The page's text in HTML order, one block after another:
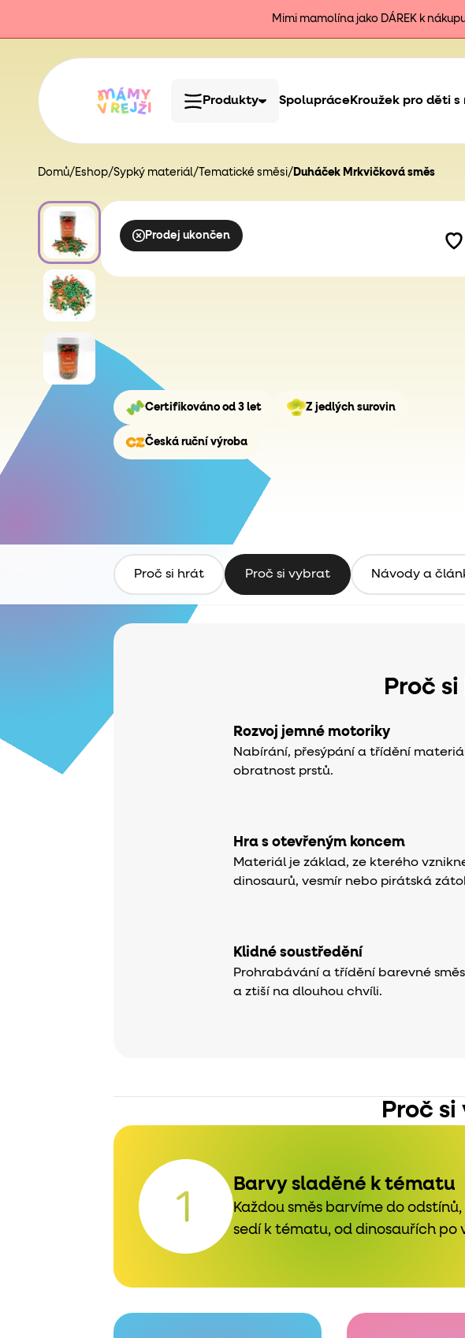
Mimi mamolína jako DÁREK k
Produkty SpolupráceKroužek pro děti
Domů/ Eshop/Sypký materiál/ Tematické směsi/ Duháček Mrkvičková směs
Prodej ukončen
Certifikováno od 3 let Z jedlých surovin
Česká ruční výroba
Proč si hrát Proč si vybrat Návody a
Proč
Rozvoj jemné motoriky
Nabírání, přesýpání a třídění
obratnost prstů.
Hra s otevřeným koncem
Materiál je základ, ze kterého
dinosaurů, vesmír nebo pirátská
Klidné soustředění
Prohrabávání a třídění barevné
a ztiší na dlouhou chvíli.
Proč
Barvy sladěné k tématu
Každou směs barvíme do
sedí k tématu, od dinosauřích po